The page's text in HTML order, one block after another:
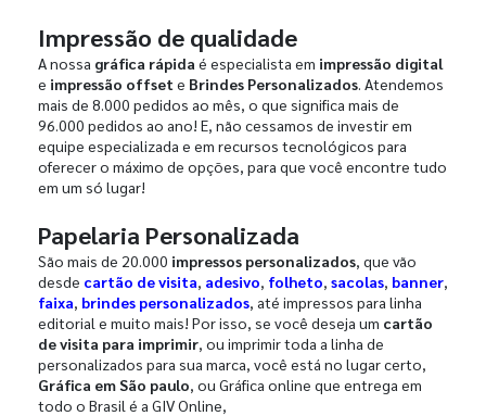
Impressão de qualidade
A nossa gráfica rápida é especialista em impressão digital
e impressão offset e Brindes Personalizados. Atendemos
mais de 8.000 pedidos ao mês, o que significa mais de
96.000 pedidos ao ano! E, não cessamos de investir em
equipe especializada e em recursos tecnológicos para
oferecer o máximo de opções, para que você encontre tudo
em um só lugar!
Papelaria Personalizada
São mais de 20.000 impressos personalizados, que vão
desde cartão de visita, adesivo, folheto, sacolas, banner,
faixa, brindes personalizados, até impressos para linha
editorial e muito mais! Por isso, se você deseja um cartão
de visita para imprimir, ou imprimir toda a linha de
personalizados para sua marca, você está no lugar certo,
Gráfica em São paulo, ou Gráfica online que entrega em
todo o Brasil é a GIV Online,